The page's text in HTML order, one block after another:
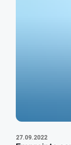
27.09.2022